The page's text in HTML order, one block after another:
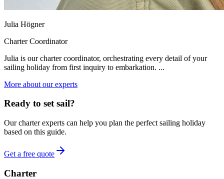
Julia Högner
Charter Coordinator
Julia is our charter coordinator, orchestrating every detail of your
sailing holiday from first inquiry to embarkation. ...
More about our experts
Ready to set sail?
Our charter experts can help you plan the perfect sailing holiday
based on this guide.
Get a free quote
Charter